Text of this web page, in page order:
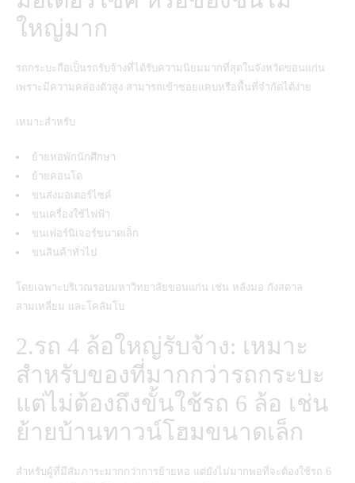
ใหญ่มาก
รถกระบะถือเป็นรถรับจ้างที่ได้รับความนิยมมากที่สุดในจังหวัดขอนแก่น
เพราะมีความคล่องตัวสูง สามารถเข้าซอยแคบหรือพื้นที่จำกัดได้ง่าย
เหมาะสำหรับ
ย้ายหอพักนักศึกษา
ย้ายคอนโด
ขนส่งมอเตอร์ไซค์
ขนเครื่องใช้ไฟฟ้า
ขนเฟอร์นิเจอร์ขนาดเล็ก
ขนสินค้าทั่วไป
โดยเฉพาะบริเวณรอบมหาวิทยาลัยขอนแก่น เช่น หลังมอ กังสดาล
สามเหลี่ยม และโคลัมโบ
2.รถ 4 ล้อใหญ่รับจ้าง: เหมาะ
สำหรับของที่มากกว่ารถกระบะ
แต่ไม่ต้องถึงขั้นใช้รถ 6 ล้อ เช่น
ย้ายบ้านทาวน์โฮมขนาดเล็ก
สำหรับผู้ที่มีสัมภาระมากกว่าการย้ายหอ แต่ยังไม่มากพอที่จะต้องใช้รถ 6